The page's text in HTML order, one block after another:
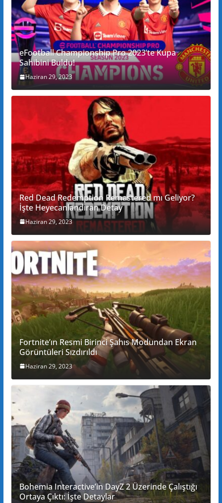
eFootball Championship Pro 2023’te Kupa
Sahibini Buldu!
Haziran 29, 2023
Red Dead Redemption Remastered mı Geliyor?
İşte Heyecanlandıran Detay
Haziran 29, 2023
Fortnite’ın Resmi Birinci Şahıs Modundan Ekran
Görüntüleri Sızdırıldı
Haziran 29, 2023
Bohemia Interactive’in DayZ 2 Üzerinde Çalıştığı
Ortaya Çıktı: İşte Detaylar